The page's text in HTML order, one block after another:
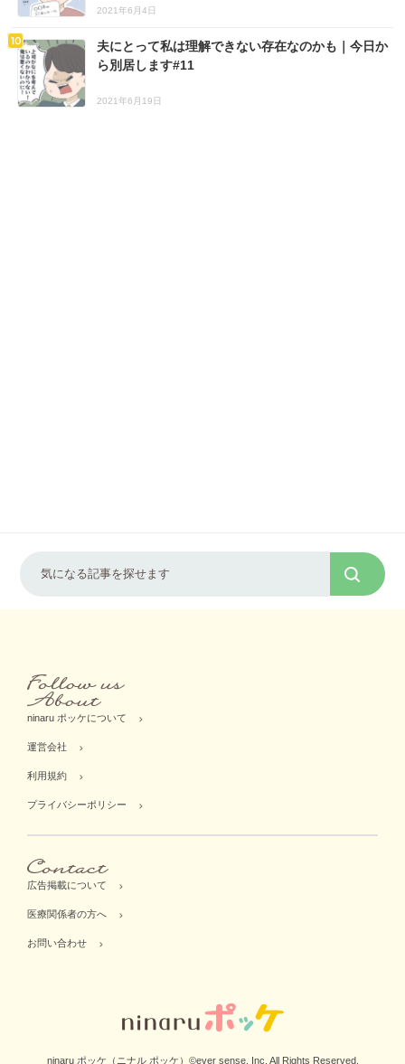
2021年6月4日
夫にとって私は理解できない存在なのかも｜今日か
ら別居します#11
2021年6月19日
ninaru ポッケについて
運営会社
利用規約
プライバシーポリシー
広告掲載について
医療関係者の方へ
お問い合わせ
ninaru ポッケ（ニナル ポッケ）©ever sense, Inc. All Rights Reserved.